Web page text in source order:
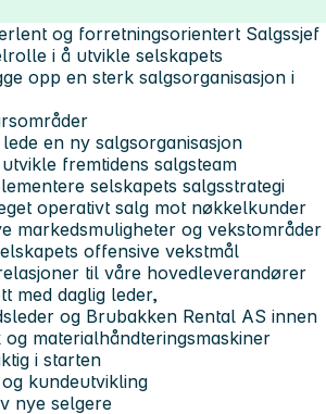
og forretningsorientert Salgssjef
i å utvikle selskapets
opp en sterk salgsorganisasjon i
en ny salgsorganisasjon
fremtidens salgsteam
selskapets salgsstrategi
operativt salg mot nøkkelkunder
markedsmuligheter og vekstområder
offensive vekstmål
til våre hovedleverandører
med daglig leder,
og Brubakken Rental AS innen
materialhåndteringsmaskiner
i starten
kundeutvikling
nye selgere